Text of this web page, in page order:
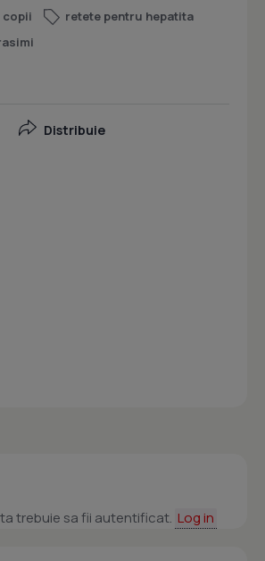
copii
retete pentru hepatita
Distribuie
trebuie sa fii autentificat. Log in